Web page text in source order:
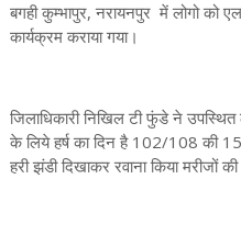
बगही कुम्भापुर, नरायनपुर में लोगो को
कार्यक्रम कराया गया।
जिलाधिकारी निखिल टी फुंडे ने
के लिये हर्ष का दिन है 102/108 की
हरी झंडी दिखाकर रवाना किया